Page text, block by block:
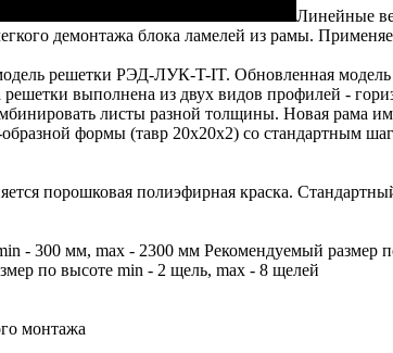
Линейные
демонтажа блока ламелей из рамы.
решетки РЭД-ЛУК-T-IT. Обновленная
выполнена из двух видов профилей -
листы разной толщины. Новая
формы (тавр 20х20х2) со стандартным
порошковая полиэфирная краска.
- 300 мм, max - 2300 мм Рекомендуемый
по высоте min - 2 щель, max - 8 щелей